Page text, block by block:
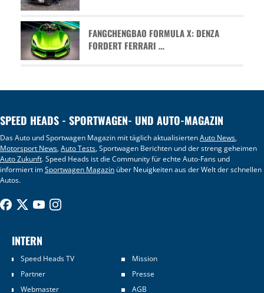
FANGCHENGBAO FORMULA X: DENZA
FORDERT FERRARI …
SPEED HEADS - SPORTWAGEN- UND AUTO-MAGAZIN
Das Auto und Sportwagen Magazin mit täglich aktualisiertenAuto News,
Motorsport News,Auto Tests, Sportwagen Berichten und der streng geheimen
Auto Zukunft. Speed Heads ist die Community für echte Auto-Fans und
informiert imSportwagen Magazin über Neuigkeiten aus der Welt der schnellen
Autos.
INTERN
Speed Heads TV
Mission
Partner
Presse
Webmaster
AGB